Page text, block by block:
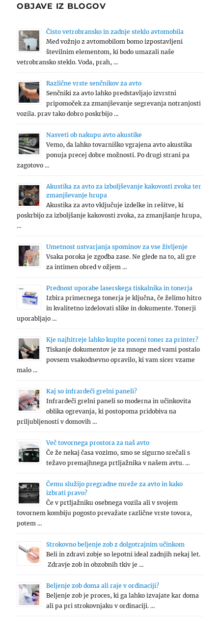
OBJAVE IZ BLOGOV
Čisto vetrobransko in zadnje steklo avtomobila
Med vožnjo z avtomobilom bomo izpostavljeni
številnim elementom, ki bodo umazali naše
vetrobransko steklo. Voda, prah, …
Različne vrste senčnikov za avto
Senčniki za avto lahko predstavljajo izvrstni
pripomoček za zmanjševanje segrevanja notranjosti
vozila. prav tako dobro poskrbijo …
Nasveti ob nakupu avto akustike
Vemo, da lahko tovarniško vgrajena avto akustika
ponuja precej dobre možnosti. Po drugi strani pa
zagotovo …
Akustika za avto za izboljševanje kakovosti zvoka ter
zmanjševanje hrupa
Akustika za avto vključuje izdelke in rešitve, ki
poskrbijo za izboljšanje kakovosti zvoka, za zmanjšanje hrupa,
…
Umetnost ustvarjanja spominov za vse življenje
Vsaka poroka je zgodba zase. Ne glede na to, ali gre
za intimen obred v ožjem …
Prednost uporabe laserskega tiskalnika in tonerja
Izbira primernega tonerja je ključna, če želimo hitro
in kvalitetno izdelovati slike in dokumente. Tonerji
uporabljajo …
Kje najhitreje lahko kupite poceni toner za printer?
Tiskanje dokumentov je za mnoge med vami postalo
povsem vsakodnevno opravilo, ki vam sicer vzame
malo …
Kaj so infrardeči grelni paneli?
Infrardeči grelni paneli so moderna in učinkovita
oblika ogrevanja, ki postopoma pridobiva na
priljubljenosti v domovih …
Več tovornega prostora za naš avto
Če že nekaj časa vozimo, smo se sigurno srečali s
težavo premajhnega prtljažnika v našem avtu. …
Čemu služijo pregradne mreže za avto in kako
izbrati pravo?
Če v prtljažniku osebnega vozila ali v svojem
tovornem kombiju pogosto prevažate različne vrste tovora,
potem …
Strokovno beljenje zob z dolgotrajnim učinkom
Beli in zdravi zobje so lepotni ideal zadnjih nekaj let.
Zdravje zob in obzobnih tkiv je …
Beljenje zob doma ali raje v ordinaciji?
Beljenje zob je proces, ki ga lahko izvajate kar doma
ali pa pri strokovnjaku v ordinaciji. …